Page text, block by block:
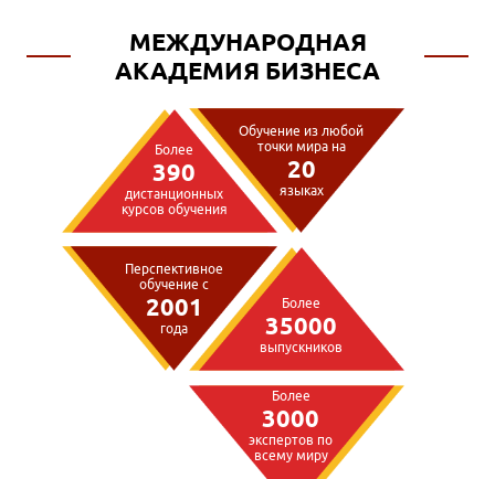
МЕЖДУНАРОДНАЯ
АКАДЕМИЯ БИЗНЕСА
Более
390
дистанционных
курсов обучения
Обучение из любой
точки мира на
20
языках
Более
3000
экспертов по
всему миру
Перспективное
обучение с
2001
года
Более
35000
выпускников